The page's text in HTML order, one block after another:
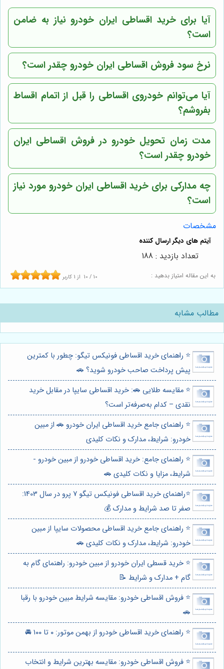
آیا برای خرید اقساطی ایران خودرو نیاز به ضامن
است؟
نرخ سود فروش اقساطی ایران خودرو چقدر است؟
آیا می‌توانم خودروی اقساطی را قبل از اتمام اقساط
بفروشم؟
مدت زمان تحویل خودرو در فروش اقساطی ایران
خودرو چقدر است؟
چه مدارکی برای خرید اقساطی ایران خودرو مورد نیاز
است؟
مشخصات
به این مقاله امتیاز بدهید : 10 / 10 از 1 کاربر
تعداد بازدید : 188
مطالب مشابه
⭐️ راهنمای خرید اقساطی فونیکس تیگو: چطور با کمترین
پیش پرداخت صاحب خودرو شوید؟ 🚗
⭐️ مقایسه طلایی 🚗: خرید اقساطی سایپا در مقابل خرید
نقدی – کدام به‌صرفه‌تر است؟
⭐️ راهنمای جامع خرید اقساطی ایران خودرو 🚗 از مبین
خودرو: شرایط، مدارک و نکات کلیدی
⭐️ راهنمای جامع: خرید اقساطی خودرو از مبین خودرو -
شرایط، مزایا و نکات کلیدی 🚗
⭐️راهنمای خرید اقساطی فونیکس تیگو 7 پرو در سال 1403:
صفر تا صد شرایط و مدارک 💰
⭐️ راهنمای جامع خرید اقساطی محصولات سایپا از مبین
خودرو: شرایط، مدارک و نکات کلیدی 🚗
⭐️ خرید قسطی ایران خودرو از مبین خودرو: راهنمای گام به
گام + مدارک و شرایط 📝
⭐️ فروش اقساطی خودرو: مقایسه شرایط مبین خودرو با رقبا
🚗
⭐️ راهنمای خرید اقساطی خودرو از بهمن موتور: ۰ تا ۱۰۰ 🚘
⭐️ فروش اقساطی خودرو: مقایسه بهترین شرایط و انتخاب